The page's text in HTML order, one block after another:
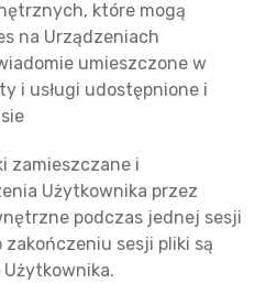
które mogą
na Urządzeniach
umieszczone w
i usługi udostępnione i
zamieszczane i
Użytkownika przez
podczas jednej sesji
zakończeniu sesji pliki są